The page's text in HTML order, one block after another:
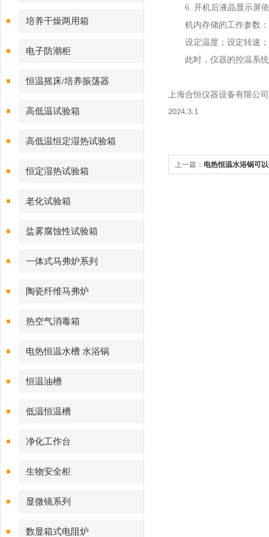
培养干燥两用箱
电子防潮柜
恒温摇床/培养振荡器
高低温试验箱
高低温恒定湿热试验箱
恒定湿热试验箱
老化试验箱
盐雾腐蚀性试验箱
一体式马弗炉系列
陶瓷纤维马弗炉
热空气消毒箱
电热恒温水槽 水浴锅
恒温油槽
低温恒温槽
净化工作台
生物安全柜
显微镜系列
数显箱式电阻炉
6. 开机后液晶显示屏
机内存储的工作参数：
设定温度；设定转速
此时，仪器的控温系
上海合恒仪器设备有限公司
2024.3.1
上一篇： 电热恒温水浴锅可